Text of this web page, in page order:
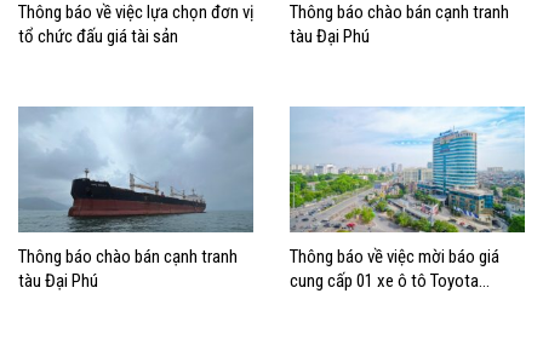
Thông báo về việc lựa chọn đơn vị
tổ chức đấu giá tài sản
Thông báo chào bán cạnh tranh
tàu Đại Phú
Thông báo chào bán cạnh tranh
tàu Đại Phú
Thông báo về việc mời báo giá
cung cấp 01 xe ô tô Toyota